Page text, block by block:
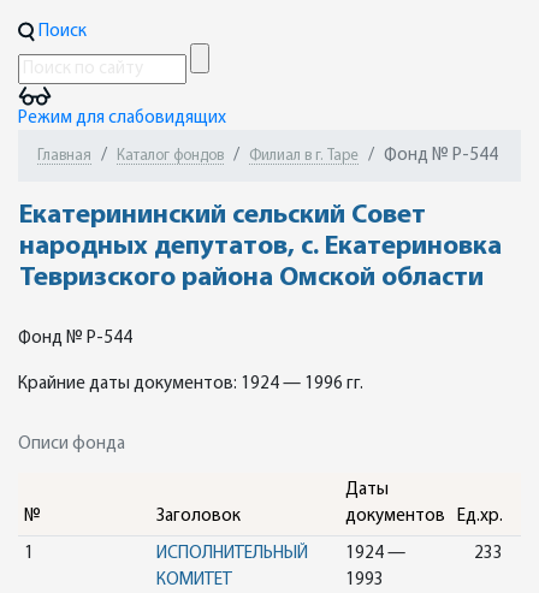
Поиск
Режим для слабовидящих
Главная Каталог фондов Филиал в г. Таре Фонд № Р-544
Екатерининский сельский Совет
народных депутатов, с. Екатериновка
Тевризского района Омской области
Фонд № Р-544
Крайние даты документов: 1924 — 1996 гг.
Описи фонда
№ Заголовок
Даты
документов
Ед.хр.
1
ИСПОЛНИТЕЛЬНЫЙ
КОМИТЕТ
1924 —
1993
233